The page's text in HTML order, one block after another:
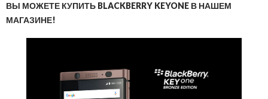
ВЫ МОЖЕТЕ КУПИТЬ BLACKBERRY KEYONE В НАШЕМ
МАГАЗИНЕ!